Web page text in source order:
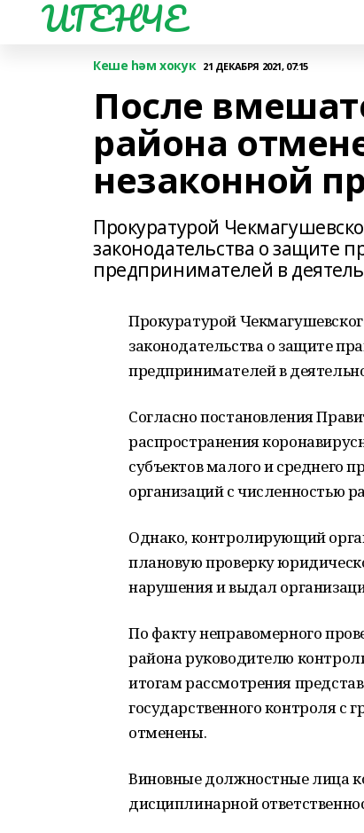
ИГЕНЧЕ
Кеше һәм хокук 21 ДЕКАБРЯ 2021, 07:15
После
района
незаконной
Прокуратурой
законодательства о защите
предпринимателей в
Прокуратурой
законодательства о защите
предпринимателей в
Согласно постановления
распространения
субъектов малого и среднего
организаций с численностью
Однако, контролирующий
плановую проверку
нарушения и выдал
По факту неправомерного
района руководителю
итогам рассмотрения
государственного контроля
отменены.
Виновные должностные лица
дисциплинарной